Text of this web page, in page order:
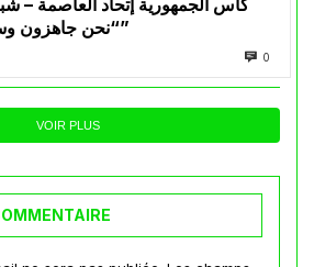
“نحن جاهزون وسنقدم أقصى ما لدينا”
0
VOIR PLUS